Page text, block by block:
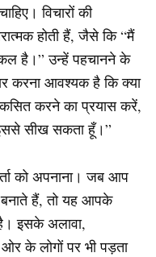
विचारों की
होती हैं, जैसे कि “मैं
है।” उन्हें पहचानने के
करना आवश्यक है कि क्या
करने का प्रयास करें,
सीख सकता हूँ।”
को अपनाना। जब आप
हैं, तो यह आपके
इसके अलावा,
ओर के लोगों पर भी पड़ता